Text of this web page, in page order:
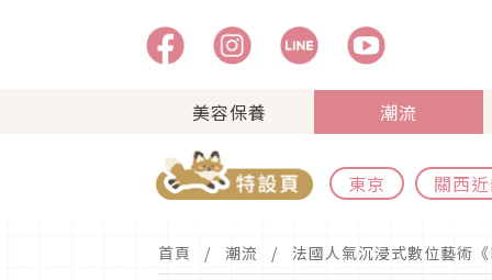
美容保養 潮流
東京 關西
首頁 潮流 法國人氣沉浸式數位藝術